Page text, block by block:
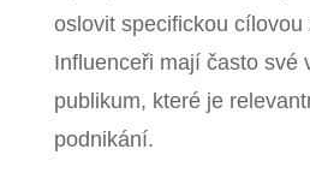
oslovit specifickou cílovou
Influenceři mají často své
publikum, které je
podnikání.